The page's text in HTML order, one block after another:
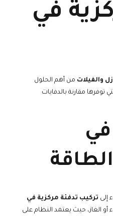
في
والفيلات من أهم الحلول
توفرها مقارنة بالدفايات
في
إلى تركيب تدفئة مركزية في
الغاز، حيث يعتمد النظام على